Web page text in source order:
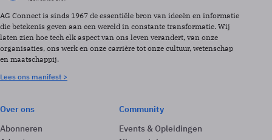
AG Connect is sinds 1967 de essentiële bron van ideeën en informatie
die betekenis geven aan een wereld in constante transformatie. Wij
laten zien hoe tech elk aspect van ons leven verandert, van onze
organisaties, ons werk en onze carrière tot onze cultuur, wetenschap
en maatschappij.
Lees ons manifest >
Over ons
Abonneren
Community
Events & Opleidingen